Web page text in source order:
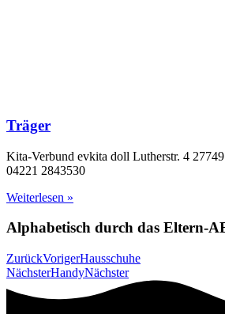
Träger
Kita-Verbund evkita doll Lutherstr. 4
04221 2843530
Weiterlesen »
Alphabetisch durch das Eltern-
ZurückVorigerHausschuhe
NächsterHandyNächster